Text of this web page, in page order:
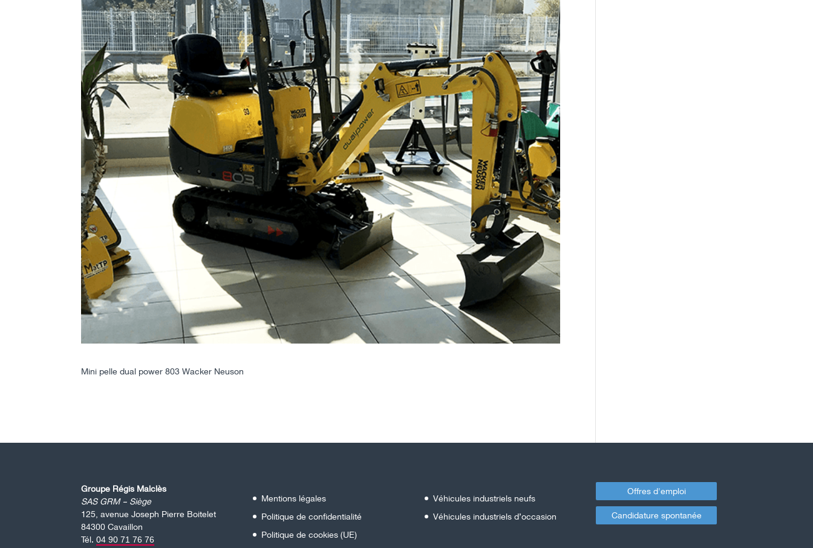
Mini pelle dual power 803 Wacker Neuson
Groupe Régis Malclès
SAS GRM – Siège
125, avenue Joseph Pierre Boitelet
84300 Cavaillon
Tél.04 90 71 76 76
Mentions légales
Politique de confidentialité
Politique de cookies (UE)
Véhicules industriels neufs
Véhicules industriels d’occasion
Offres d'emploi
Candidature spontanée